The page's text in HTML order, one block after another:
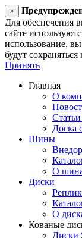
×
Для обеспечения
сайте
использование,
будут
Принять
Главная
О
Доска
Шины
О
Диски
О
Кованые
Диски